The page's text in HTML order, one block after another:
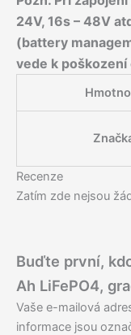
24V, 16s – 48V
(battery
vede k poškození
Recenze
Zatím zde nejsou
Buďte první,
Ah LiFePO4,
Vaše e-mailová
informace jsou